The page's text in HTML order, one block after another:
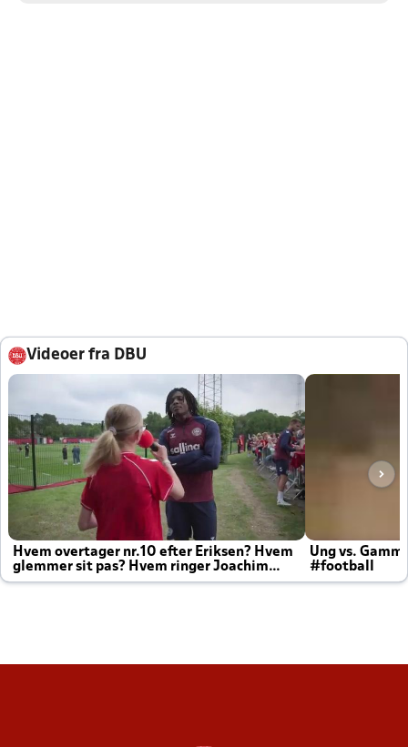
Videoer fra DBU
Hvem overtager nr.10 efter Eriksen? Hvem
glemmer sit pas? Hvem ringer Joachim
altid til efter kampe?
Ung vs.
#football